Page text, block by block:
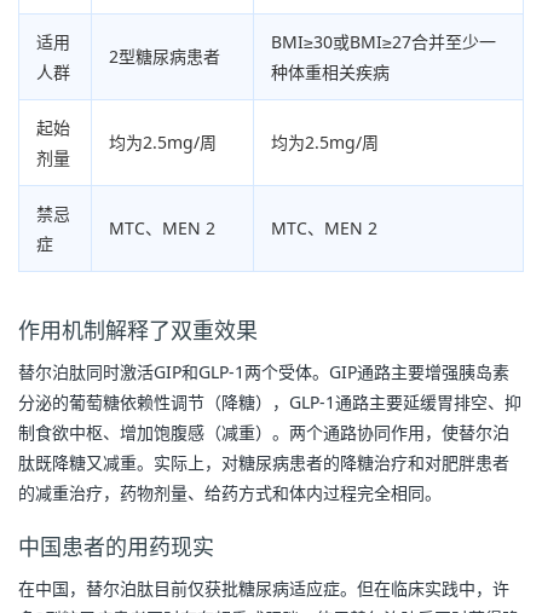
适用
人群
2型糖尿病患者
BMI≥30或BMI≥27合并至少一
种体重相关疾病
起始
剂量
均为2.5mg/周 均为2.5mg/周
禁忌
症
MTC、MEN 2 MTC、MEN 2
作用机制解释了双重效果
替尔泊肽同时激活GIP和GLP-1两个受体。GIP通路主要增强胰岛素
分泌的葡萄糖依赖性调节（降糖），GLP-1通路主要延缓胃排空、抑
制食欲中枢、增加饱腹感（减重）。两个通路协同作用，使替尔泊
肽既降糖又减重。实际上，对糖尿病患者的降糖治疗和对肥胖患者
的减重治疗，药物剂量、给药方式和体内过程完全相同。
中国患者的用药现实
在中国，替尔泊肽目前仅获批糖尿病适应症。但在临床实践中，许